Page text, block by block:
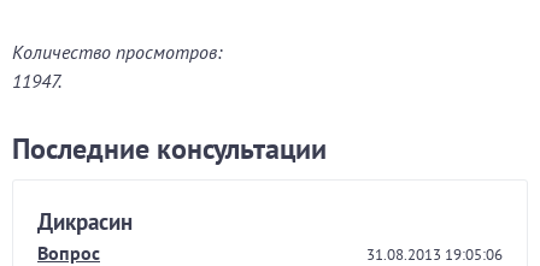
Количество просмотров:
11947.
Последние консультации
Дикрасин
Вопрос 31.08.2013 19:05:06